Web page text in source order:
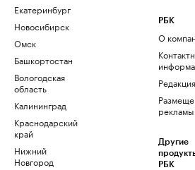
Екатеринбург
Новосибирск
Омск
Башкортостан
Вологодская
область
Калининград
Краснодарский
край
Нижний
Новгород
РБК
О
Редакция
рекламы
Другие
РБК